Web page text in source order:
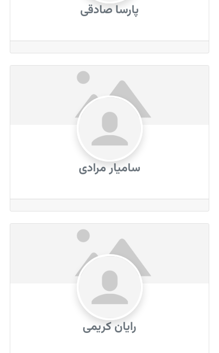
پارسا صادقی
سامیار مرادی
رایان کریمی